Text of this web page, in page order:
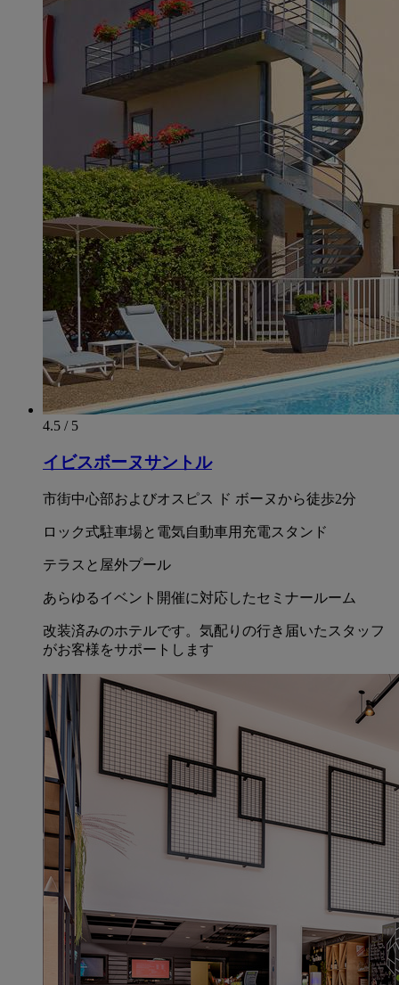
4.5 / 5
イビスボーヌサントル
市街中心部およびオスピス ド ボーヌから徒歩2分
ロック式駐車場と電気自動車用充電スタンド
テラスと屋外プール
あらゆるイベント開催に対応したセミナールーム
改装済みのホテルです。気配りの行き届いたスタッフ
がお客様をサポートします